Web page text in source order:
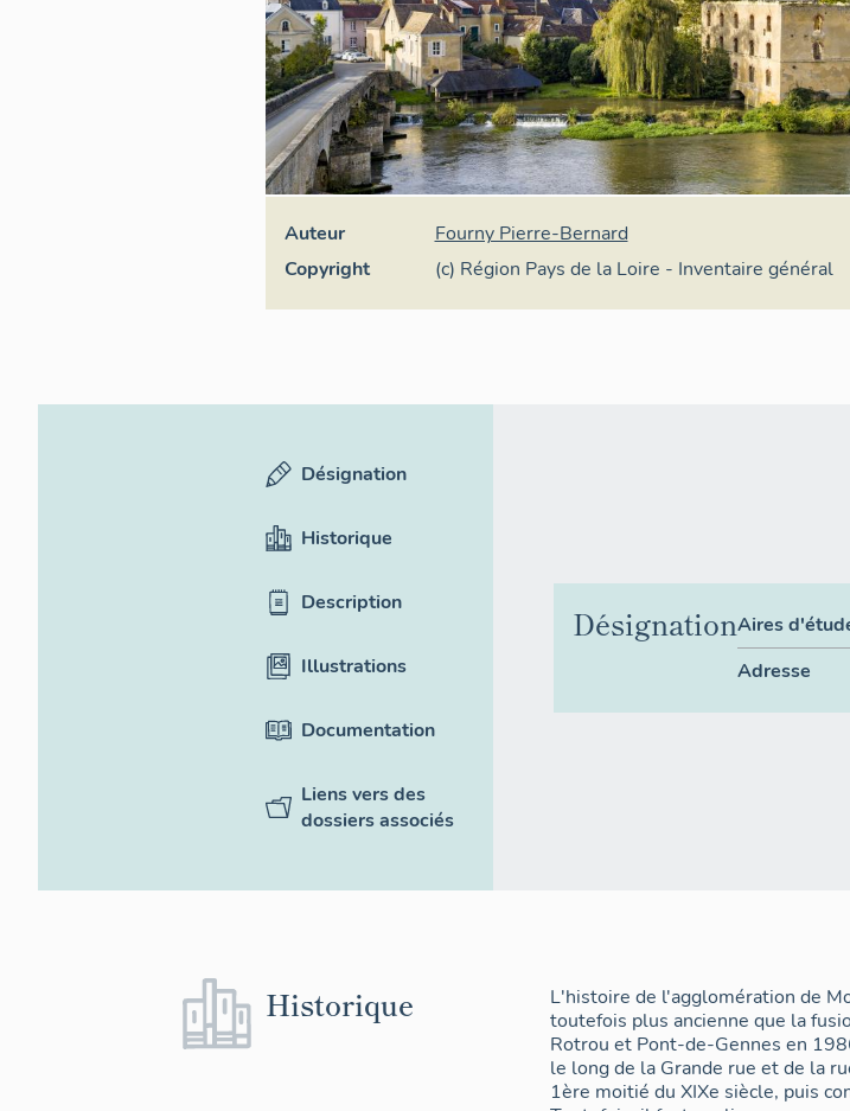
Auteur
Fourny Pierre-Bernard
Copyright
(c) Région Pays de la Loire - Inventaire général
Désignation
Historique
Description
Illustrations
Documentation
Liens vers des
dossiers associés
DésignationAires
Adresse
Historique
L'histoire de l'agglomération de
toutefois plus ancienne que la
Rotrou et Pont-de-Gennes en
le long de la Grande rue et de la
1ère moitié du XIXe siècle, puis